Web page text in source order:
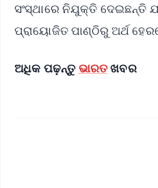
ସଂସ୍ଥାରେ ନିଯୁକ୍ତି ଦେଇଛନ୍ତି
ପ୍ରାୟୋଜିତ ପାଣ୍ଠିରୁ ଅର୍ଥ
ଅଧିକ ପଢ଼ନ୍ତୁ ଭାରତଖବର